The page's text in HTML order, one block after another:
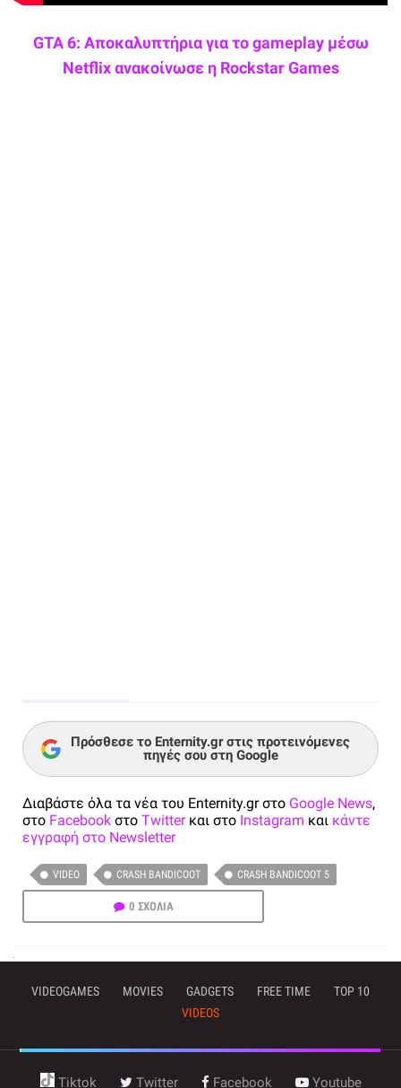
GTA 6: Αποκαλυπτήρια για το gameplay μέσω
Netflix ανακοίνωσε η Rockstar Games
Πρόσθεσε το Enternity.gr στις προτεινόμενες
πηγές σου στη Google
Διαβάστε όλα τα νέα του Enternity.gr στο Google News,
στο Facebook στο Twitterκαι στο Instagram και κάντε
εγγραφή στο Newsletter
VIDEO CRASH BANDICOOT CRASH BANDICOOT 5
0 ΣΧΟΛΙΑ
VIDEOGAMES MOVIES GADGETS FREE TIME
TOP 10
VIDEOS
Tiktok Twitter Facebook Youtube